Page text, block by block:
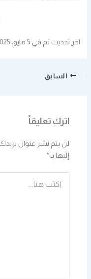
اخر تحديث تم في 5 مايو، 2025 بواسطة
السابق
اترك تعليقاً
لن يتم نشر عنوان بريدك
إليها بـ*
هنا...